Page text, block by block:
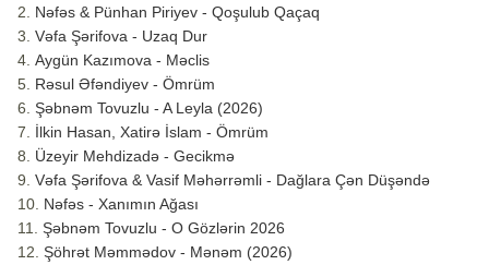
Nəfəs & Pünhan Piriyev - Qoşulub Qaçaq
Vəfa Şərifova - Uzaq Dur
Aygün Kazımova - Məclis
Rəsul Əfəndiyev - Ömrüm
Şəbnəm Tovuzlu - A Leyla (2026)
İlkin Hasan, Xatirə İslam - Ömrüm
Üzeyir Mehdizadə - Gecikmə
Vəfa Şərifova & Vasif Məhərrəmli - Dağlara Çən Düşəndə
Nəfəs - Xanımın Ağası
Şəbnəm Tovuzlu - O Gözlərin 2026
Şöhrət Məmmədov - Mənəm (2026)